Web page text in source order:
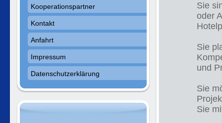
Sie
oder
Sie
und
Sie
Sie
Kooperationspartner
Kontakt
Anfahrt
Impressum
Datenschutzerklärung